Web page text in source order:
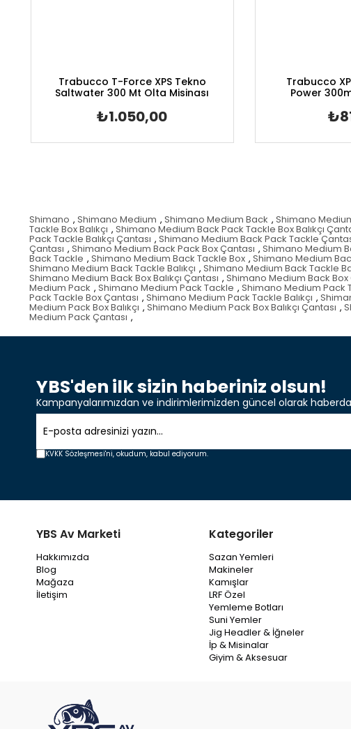
Trabucco T-Force XPS Tekno
Saltwater 300 Mt Olta Misinası
₺1.050,00
Trabucco
Power
Shimano , Shimano Medium , Shimano Medium Back , Shimano
Tackle Box Balıkçı , Shimano Medium Back Pack Tackle Box Balıkçı
Pack Tackle Balıkçı Çantası , Shimano Medium Back Pack Tackle
Çantası , Shimano Medium Back Pack Box Çantası , Shimano Medium
Back Tackle , Shimano Medium Back Tackle Box , Shimano Medium
Shimano Medium Back Tackle Balıkçı , Shimano Medium Back Tackle
Shimano Medium Back Box Balıkçı Çantası , Shimano Medium Back Box
Medium Pack , Shimano Medium Pack Tackle , Shimano Medium Pack
Pack Tackle Box Çantası , Shimano Medium Pack Tackle Balıkçı ,
Medium Pack Box Balıkçı , Shimano Medium Pack Box Balıkçı Çantası ,
Medium Pack Çantası ,
YBS'den ilk sizin haberiniz olsun!
Kampanyalarımızdan ve indirimlerimizden güncel olarak
KVKK Sözleşmesi'ni, okudum, kabul ediyorum.
YBS Av Marketi
Hakkımızda
Blog
Mağaza
İletişim
Kategoriler
Sazan Yemleri
Makineler
Kamışlar
LRF Özel
Yemleme Botları
Suni Yemler
Jig Headler & İğneler
İp & Misinalar
Giyim & Aksesuar